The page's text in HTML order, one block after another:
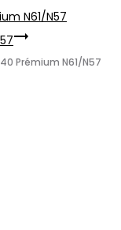
N61/N57
Prémium N61/N57